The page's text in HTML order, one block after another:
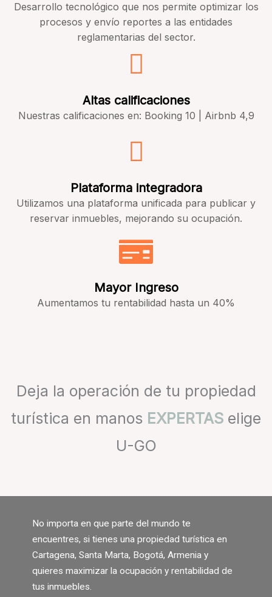
Desarrollo tecnológico que nos permite optimizar los
procesos y envío reportes a las entidades
reglamentarias del sector.
Altas calificaciones
Nuestras calificaciones en: Booking 10 | Airbnb 4,9
Plataforma integradora
Utilizamos una plataforma unificada para publicar y
reservar inmuebles, mejorando su ocupación.
Mayor Ingreso
Aumentamos tu rentabilidad hasta un 40%
Deja la operación de tu propiedad
turística en manos EXPERTAS elige
U-GO
No importa en que parte del mundo te
encuentres, si tienes una propiedad turística en
Cartagena, Santa Marta, Bogotá, Armenia y
quieres maximizar la ocupación y rentabilidad de
tus inmuebles.